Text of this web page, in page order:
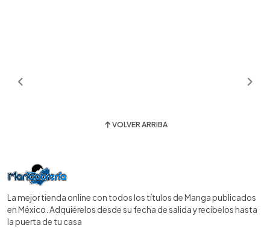
VOLVER ARRIBA
La mejor tienda online con todos los títulos de Manga publicados
en México. Adquiérelos desde su fecha de salida y recíbelos hasta
la puerta de tu casa